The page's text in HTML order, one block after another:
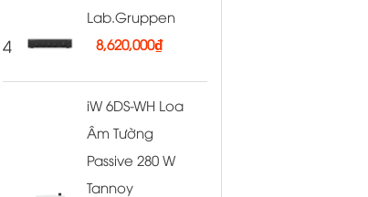
4
Lab.Gruppen
8,620,000₫
iW 6DS-WH Loa
Âm Tường
Passive 280 W
Tannoy